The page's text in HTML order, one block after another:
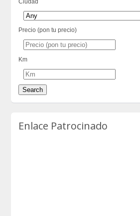
Precio (pon tu precio)
Km
Enlace Patrocinado